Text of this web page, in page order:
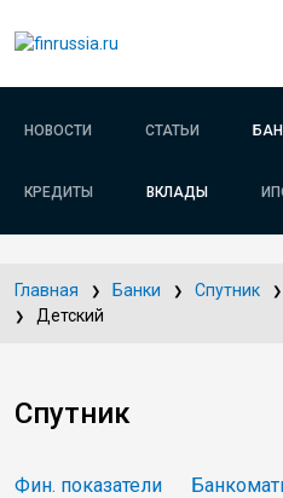
НОВОСТИ СТАТЬИ
КРЕДИТЫ ВКЛАДЫ
Главная Банки Спутник
Детский
Спутник
Фин. показатели